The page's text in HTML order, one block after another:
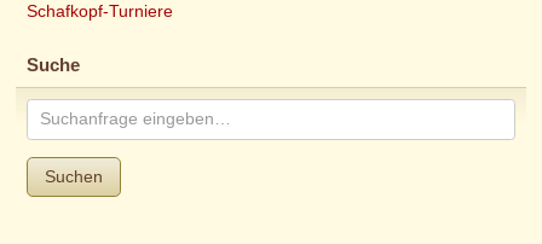
Schafkopf-Turniere
Suche
Suchen